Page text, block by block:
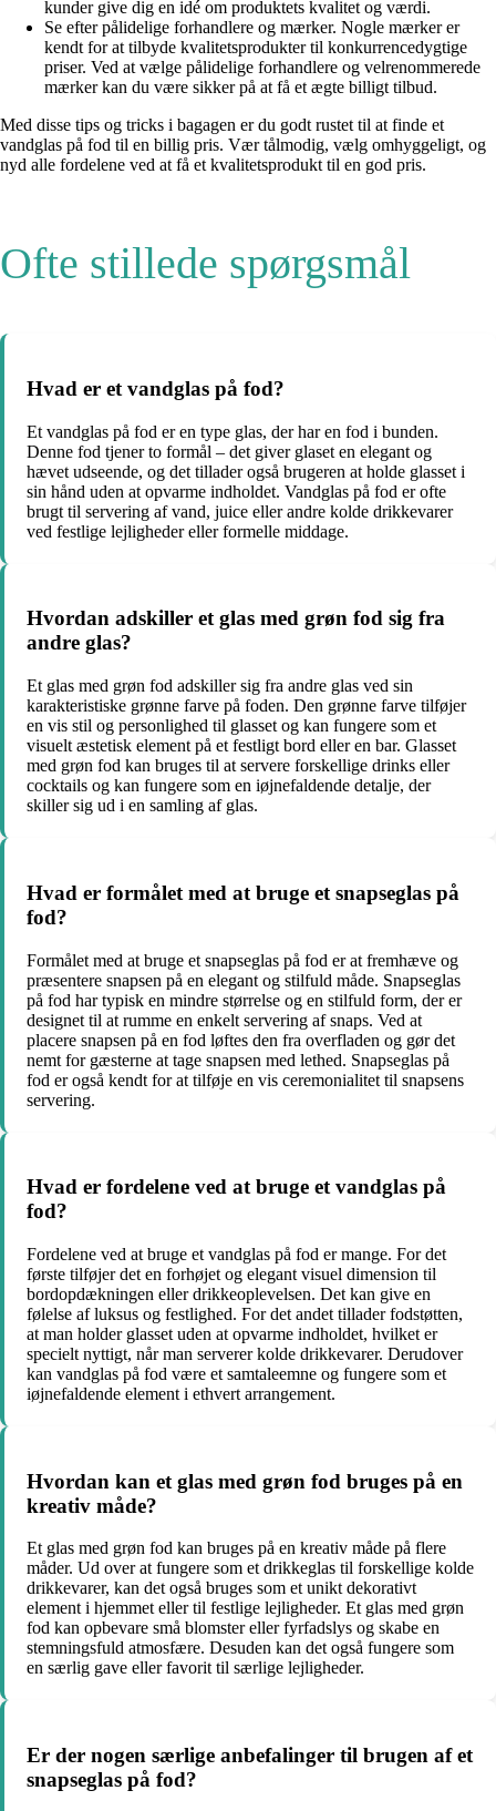
kunder give dig en idé om produktets kvalitet og værdi.
Se efter pålidelige forhandlere og mærker. Nogle mærker er
kendt for at tilbyde kvalitetsprodukter til konkurrencedygtige
priser. Ved at vælge pålidelige forhandlere og velrenommerede
mærker kan du være sikker på at få et ægte billigt tilbud.
Med disse tips og tricks i bagagen er du godt rustet til at finde et
vandglas på fod til en billig pris. Vær tålmodig, vælg omhyggeligt, og
nyd alle fordelene ved at få et kvalitetsprodukt til en god pris.
Ofte stillede spørgsmål
Hvad er et vandglas på fod?
Et vandglas på fod er en type glas, der har en fod i bunden.
Denne fod tjener to formål – det giver glaset en elegant og
hævet udseende, og det tillader også brugeren at holde glasset i
sin hånd uden at opvarme indholdet. Vandglas på fod er ofte
brugt til servering af vand, juice eller andre kolde drikkevarer
ved festlige lejligheder eller formelle middage.
Hvordan adskiller et glas med grøn fod sig fra
andre glas?
Et glas med grøn fod adskiller sig fra andre glas ved sin
karakteristiske grønne farve på foden. Den grønne farve tilføjer
en vis stil og personlighed til glasset og kan fungere som et
visuelt æstetisk element på et festligt bord eller en bar. Glasset
med grøn fod kan bruges til at servere forskellige drinks eller
cocktails og kan fungere som en iøjnefaldende detalje, der
skiller sig ud i en samling af glas.
Hvad er formålet med at bruge et snapseglas på
fod?
Formålet med at bruge et snapseglas på fod er at fremhæve og
præsentere snapsen på en elegant og stilfuld måde. Snapseglas
på fod har typisk en mindre størrelse og en stilfuld form, der er
designet til at rumme en enkelt servering af snaps. Ved at
placere snapsen på en fod løftes den fra overfladen og gør det
nemt for gæsterne at tage snapsen med lethed. Snapseglas på
fod er også kendt for at tilføje en vis ceremonialitet til snapsens
servering.
Hvad er fordelene ved at bruge et vandglas på
fod?
Fordelene ved at bruge et vandglas på fod er mange. For det
første tilføjer det en forhøjet og elegant visuel dimension til
bordopdækningen eller drikkeoplevelsen. Det kan give en
følelse af luksus og festlighed. For det andet tillader fodstøtten,
at man holder glasset uden at opvarme indholdet, hvilket er
specielt nyttigt, når man serverer kolde drikkevarer. Derudover
kan vandglas på fod være et samtaleemne og fungere som et
iøjnefaldende element i ethvert arrangement.
Hvordan kan et glas med grøn fod bruges på en
kreativ måde?
Et glas med grøn fod kan bruges på en kreativ måde på flere
måder. Ud over at fungere som et drikkeglas til forskellige kolde
drikkevarer, kan det også bruges som et unikt dekorativt
element i hjemmet eller til festlige lejligheder. Et glas med grøn
fod kan opbevare små blomster eller fyrfadslys og skabe en
stemningsfuld atmosfære. Desuden kan det også fungere som
en særlig gave eller favorit til særlige lejligheder.
Er der nogen særlige anbefalinger til brugen af et
snapseglas på fod?